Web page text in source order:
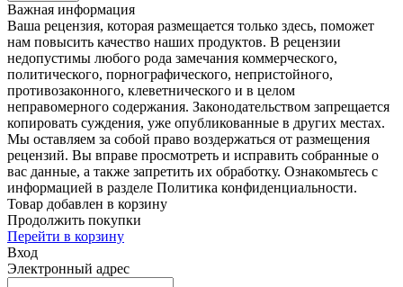
Важная информация
Ваша рецензия, которая размещается только здесь, поможет
нам повысить качество наших продуктов. В рецензии
недопустимы любого рода замечания коммерческого,
политического, порнографического, непристойного,
противозаконного, клеветнического и в целом
неправомерного содержания. Законодательством запрещается
копировать суждения, уже опубликованные в других местах.
Мы оставляем за собой право воздержаться от размещения
рецензий. Вы вправе просмотреть и исправить собранные о
вас данные, а также запретить их обработку. Ознакомьтесь с
информацией в разделе Политика конфиденциальности.
Товар добавлен в корзину
Продолжить покупки
Перейти в корзину
Вход
Электронный адрес